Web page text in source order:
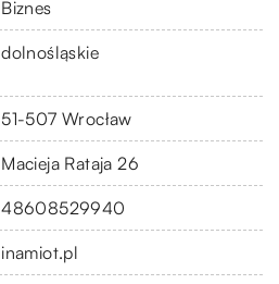
Biznes
dolnośląskie
51-507 Wrocław
Macieja Rataja 26
48608529940
inamiot.pl